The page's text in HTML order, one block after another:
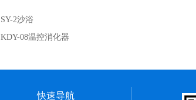
SY-2沙浴
KDY-08温控消化器
快速导航